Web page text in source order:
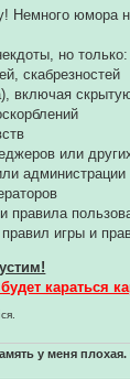
Немного
но только:
скабрезностей
включая
или
администрации
правила
игры и
караться
у меня